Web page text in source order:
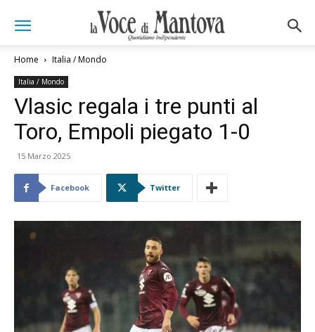
Home Italia / Mondo
Italia / Mondo
Vlasic regala i tre punti al
Toro, Empoli piegato 1-0
15 Marzo 2025
Facebook Twitter